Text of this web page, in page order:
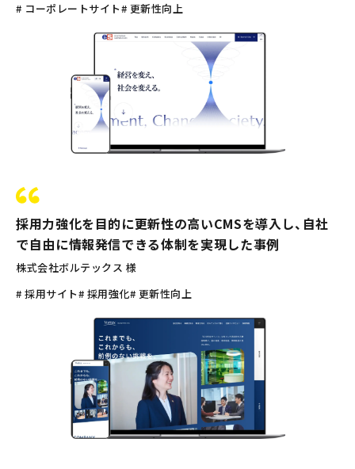
# コーポレートサイト# 更新性向上
採用力強化を目的に更新性の高いCMSを導入し、自社
で自由に情報発信できる体制を実現した事例
株式会社ボルテックス 様
# 採用サイト# 採用強化# 更新性向上